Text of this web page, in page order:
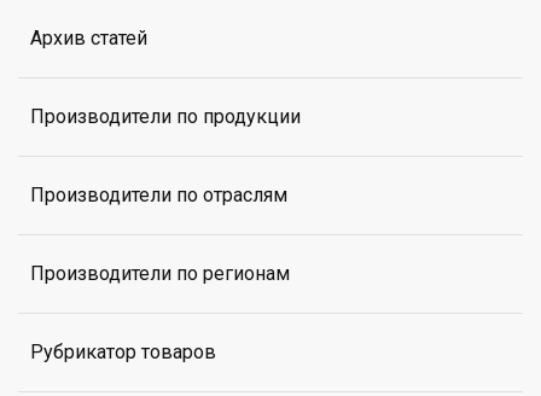
Архив статей
Производители по продукции
Производители по отраслям
Производители по регионам
Рубрикатор товаров